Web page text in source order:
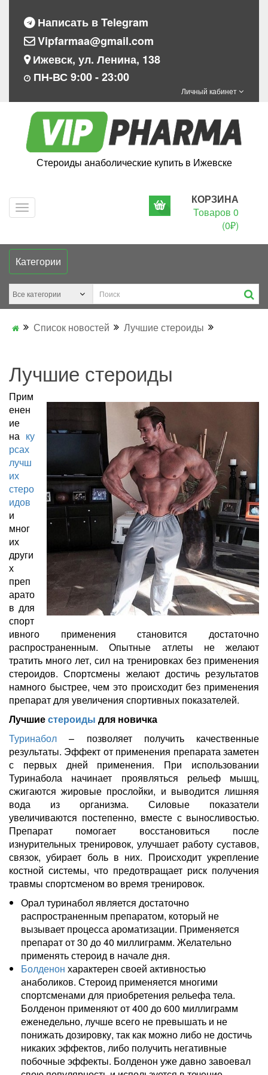
Написать в Telegram
Vipfarmaa@gmail.com
Ижевск, ул. Ленина, 138
ПН-ВС 9:00 - 23:00
Личный кабинет
Стероиды анаболические купить в Ижевске
КОРЗИНА
Товаров 0
(0₽)
Категории
Список новостей Лучшие стероиды
Лучшие стероиды
Прим
енен
ие
на ку
рсах
лучш
их
стеро
идов
и
мног
их
други
х
преп
арато
в для
спорт
ивного применения становится достаточно
распространенным. Опытные атлеты не желают
тратить много лет, сил на тренировках без применения
стероидов. Спортсмены желают достичь результатов
намного быстрее, чем это происходит без применения
препарат для увеличения спортивных показателей.
Лучшиестероиды для новичка
Туринабол – позволяет получить качественные
результаты. Эффект от применения препарата заметен
с первых дней применения. При использовании
Туринабола начинает проявляться рельеф мышц,
сжигаются жировые прослойки, и выводится лишняя
вода из организма. Силовые показатели
увеличиваются постепенно, вместе с выносливостью.
Препарат помогает восстановиться после
изнурительных тренировок, улучшает работу суставов,
связок, убирает боль в них. Происходит укрепление
костной системы, что предотвращает риск получения
травмы спортсменом во время тренировок.
Орал туринабол является достаточно
распространенным препаратом, который не
вызывает процесса ароматизации. Применяется
препарат от 30 до 40 миллиграмм. Желательно
применять стероид в начале дня.
Болденон характерен своей активностью
анаболиков. Стероид применяется многими
спортсменами для приобретения рельефа тела.
Болденон применяют от 400 до 600 миллиграмм
еженедельно, лучше всего не превышать и не
понижать дозировку, так как можно либо не достичь
никаких эффектов, либо получить негативные
побочные эффекты. Болденон уже давно завоевал